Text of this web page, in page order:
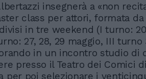
insegnerà a «non
class per attori, formata
in tre weekend (I turno:
27, 28, 29 maggio, III turno
in un incontro studio di
presso il Teatro dei Comici
per poi selezionare i